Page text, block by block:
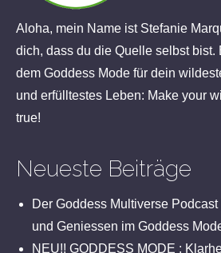
Aloha, mein Name ist Stefanie
dich, dass du die Quelle selbst bist.
dem Goddess Mode für dein
und erfülltestes Leben: Make your
true!
Neueste Beiträge
Der Goddess Multiverse
und Geniessen im Goddess
NEU!! GODDESS MODE :